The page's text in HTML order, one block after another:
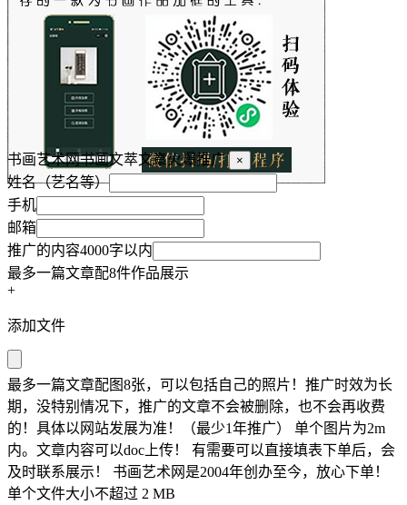
书画艺术网书画文萃文章火爆推广 ×
姓名（艺名等）
手机
邮箱
推广的内容4000字以内
最多一篇文章配8件作品展示
+
添加文件
最多一篇文章配图8张，可以包括自己的照片！推广时效为长
期，没特别情况下，推广的文章不会被删除，也不会再收费
的！具体以网站发展为准！（最少1年推广） 单个图片为2m
内。文章内容可以doc上传！ 有需要可以直接填表下单后，会
及时联系展示！ 书画艺术网是2004年创办至今，放心下单！
单个文件大小不超过 2 MB